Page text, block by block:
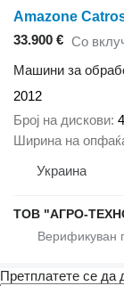
Amazone
33.900 € Со
Машини за
2012
Број на дискови
Ширина на
Украина
ТОВ "АГРО-
Претплатете се да